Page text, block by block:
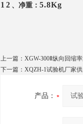
12 、净重： 5.8Kg
上一篇： XGW-300Ⅱ纵向回缩
下一篇： XQZH-1试验机厂家
产品：